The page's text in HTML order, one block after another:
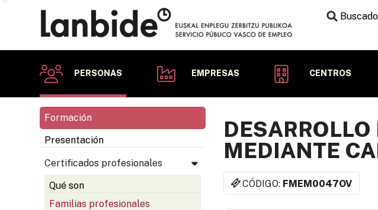
PERSONAS EMPRESAS CENTROS
Formación
Presentación
Certificados profesionales
Qué son
Familias profesionales
MEDIANTE
CÓDIGO: FMEM0047OV